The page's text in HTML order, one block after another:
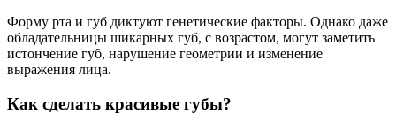
Форму рта и губ диктуют генетические факторы. Однако даже
обладательницы шикарных губ, с возрастом, могут заметить
истончение губ, нарушение геометрии и изменение
выражения лица.
Как сделать красивые губы?